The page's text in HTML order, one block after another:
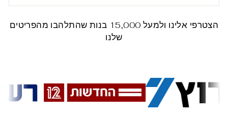
הצטרפי אלינו ולמעל 15,000 בנות שהתלהבו מהפריטים
שלנו